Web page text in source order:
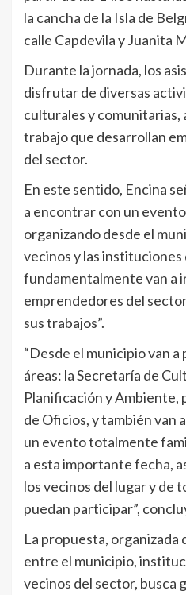
la cancha de la Isla de
calle Capdevila y Juanita
Durante la jornada, los
disfrutar de diversas
culturales y comunitarias,
trabajo que desarrollan
del sector.
En este sentido, Encina
a encontrar con un
organizando desde el
vecinos y las
fundamentalmente van a
emprendedores del
sus trabajos”.
“Desde el municipio van
áreas: la Secretaría de
Planificación y Ambiente,
de Oficios, y también van
un evento totalmente
a esta importante fecha,
los vecinos del lugar y de
puedan participar”,
La propuesta, organizada
entre el municipio,
vecinos del sector, busca